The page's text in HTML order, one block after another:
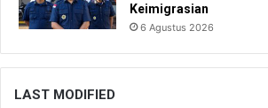
Keimigrasian
6 Agustus 2026
LAST MODIFIED